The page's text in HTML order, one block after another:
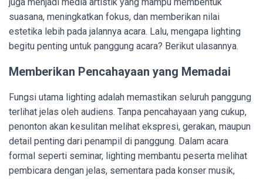
suasana, meningkatkan fokus, dan memberikan nilai
estetika lebih pada jalannya acara. Lalu, mengapa lighting
begitu penting untuk panggung acara? Berikut ulasannya.
Memberikan Pencahayaan yang Memadai
Fungsi utama lighting adalah memastikan seluruh panggung
terlihat jelas oleh audiens. Tanpa pencahayaan yang cukup,
penonton akan kesulitan melihat ekspresi, gerakan, maupun
detail penting dari penampil di panggung. Dalam acara
formal seperti seminar, lighting membantu peserta melihat
pembicara dengan jelas, sementara pada konser musik,